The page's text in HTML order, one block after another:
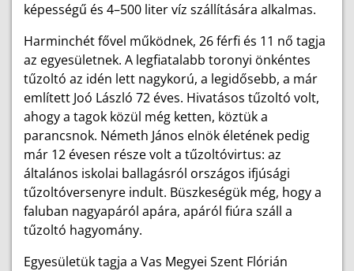
képességű és 4–500 liter víz szállítására alkalmas.
Harminchét fővel működnek, 26 férfi és 11 nő tagja
az egyesületnek. A legfiatalabb toronyi önkéntes
tűzoltó az idén lett nagykorú, a legidősebb, a már
említett Joó László 72 éves. Hivatásos tűzoltó volt,
ahogy a tagok közül még ketten, köztük a
parancsnok. Németh János elnök életének pedig
már 12 évesen része volt a tűzoltóvirtus: az
általános iskolai ballagásról országos ifjúsági
tűzoltóversenyre indult. Büszkeségük még, hogy a
faluban nagyapáról apára, apáról fiúra száll a
tűzoltó hagyomány.
Egyesületük tagja a Vas Megyei Szent Flórián